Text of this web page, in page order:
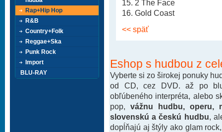
15. 2 The Face
16. Gold Coast
<< späť
Eshop s hudbou z
Vyberte si zo širokej ponuky
od CD, cez DVD. až po
obľúbeného interpréta, alebo
pop, vážnu hudbu, operu,
slovenskú a českú hudbu ,
dopĺňajú aj štýly ako glam
Rap+Hip Hop
R&B
Country+Folk
Reggae+Ska
Punk Rock
Import
BLU-RAY